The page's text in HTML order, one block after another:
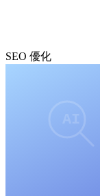
SEO 優化